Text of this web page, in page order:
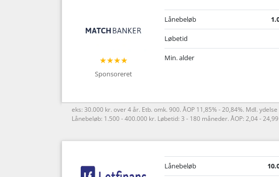
★★★★
Sponsoreret
Lånebeløb
Løbetid
Min. alder
eks: 30.000 kr. over 4 år. Etb. omk. 900. ÅOP 11,85% - 20,84%. Mdl.
Lånebeløb: 1.500 - 400.000 kr. Løbetid: 3 - 180 måneder. ÅOP: 2,04 - 24,99
Lånebeløb